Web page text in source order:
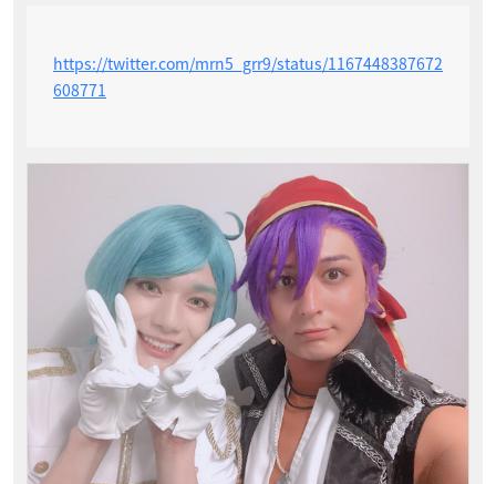
https://twitter.com/mrn5_grr9/status/1167448387672
608771